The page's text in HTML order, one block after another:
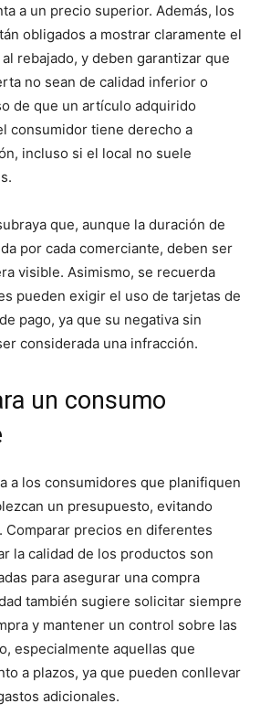
a un precio superior. Además, los
obligados a mostrar claramente el
rebajado, y deben garantizar que
no sean de calidad inferior o
de que un artículo adquirido
consumidor tiene derecho a
incluso si el local no suele
que, aunque la duración de
por cada comerciante, deben ser
visible. Asimismo, se recuerda
pueden exigir el uso de tarjetas de
pago, ya que su negativa sin
considerada una infracción.
un consumo
a los consumidores que planifiquen
un presupuesto, evitando
Comparar precios en diferentes
la calidad de los productos son
para asegurar una compra
también sugiere solicitar siempre
y mantener un control sobre las
especialmente aquellas que
a plazos, ya que pueden conllevar
adicionales.